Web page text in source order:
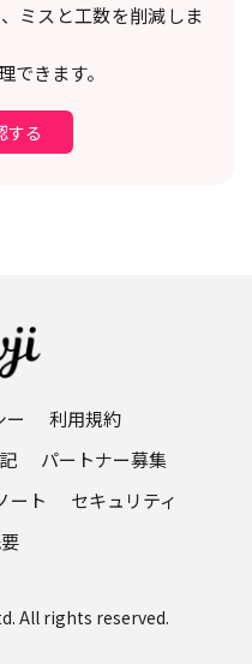
ミスと工数を削減しま
できます。
する
ー
利用規約
パートナー募集
ート
セキュリティ
All rights reserved.